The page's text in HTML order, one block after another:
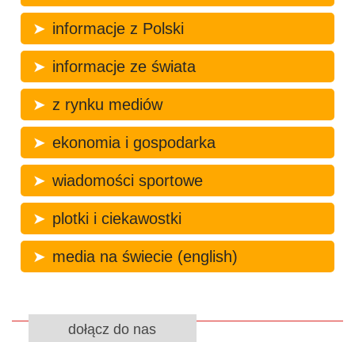
informacje z Polski
informacje ze świata
z rynku mediów
ekonomia i gospodarka
wiadomości sportowe
plotki i ciekawostki
media na świecie (english)
dołącz do nas